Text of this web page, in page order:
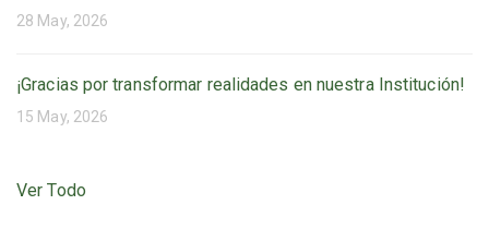
28 May, 2026
¡Gracias por transformar realidades en nuestra Institución!
15 May, 2026
Ver Todo